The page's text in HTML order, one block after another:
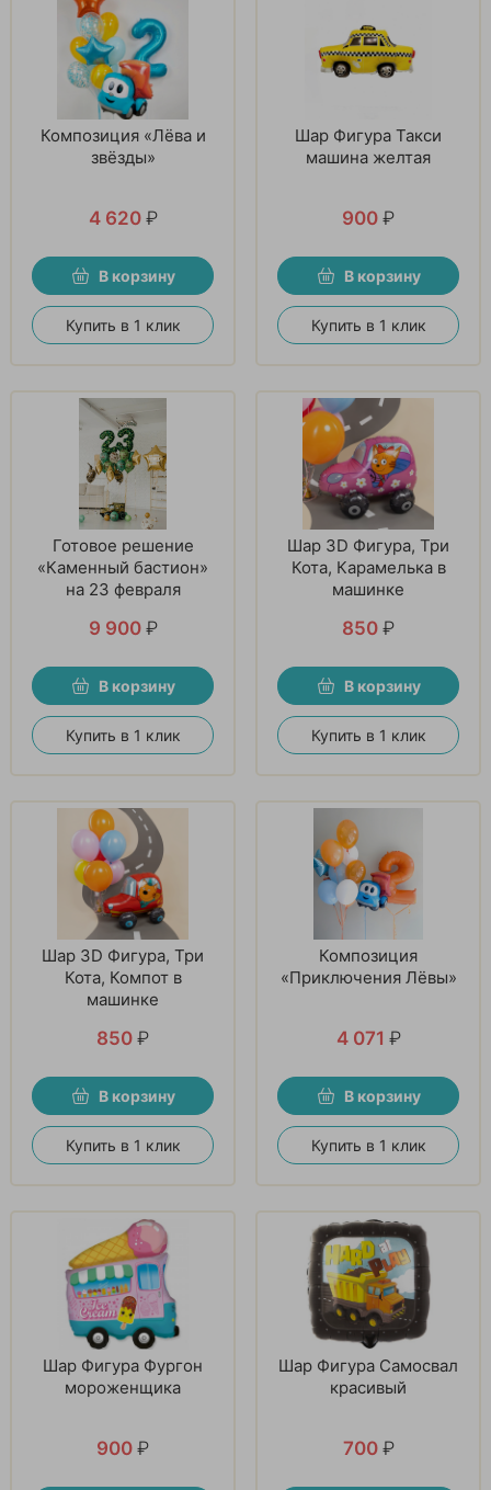
Композиция «Лёва и
звёзды»
4 620 ₽
В корзину
Купить в 1 клик
Шар Фигура Такси
машина желтая
900 ₽
В корзину
Купить в 1 клик
Готовое решение
«Каменный бастион»
на 23 февраля
9 900 ₽
В корзину
Купить в 1 клик
Шар 3D Фигура, Три
Кота, Карамелька в
машинке
850 ₽
В корзину
Купить в 1 клик
Шар 3D Фигура, Три
Кота, Компот в
машинке
850 ₽
В корзину
Купить в 1 клик
Композиция
«Приключения Лёвы»
4 071 ₽
В корзину
Купить в 1 клик
Шар Фигура Фургон
мороженщика
900 ₽
Шар Фигура Самосвал
красивый
700 ₽